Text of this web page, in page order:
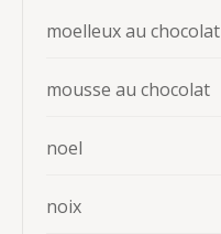
moelleux au chocolat
mousse au chocolat
noel
noix